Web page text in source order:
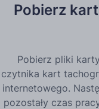
Pobierz
Pobierz pliki
czytnika kart
internetowego.
pozostały czas